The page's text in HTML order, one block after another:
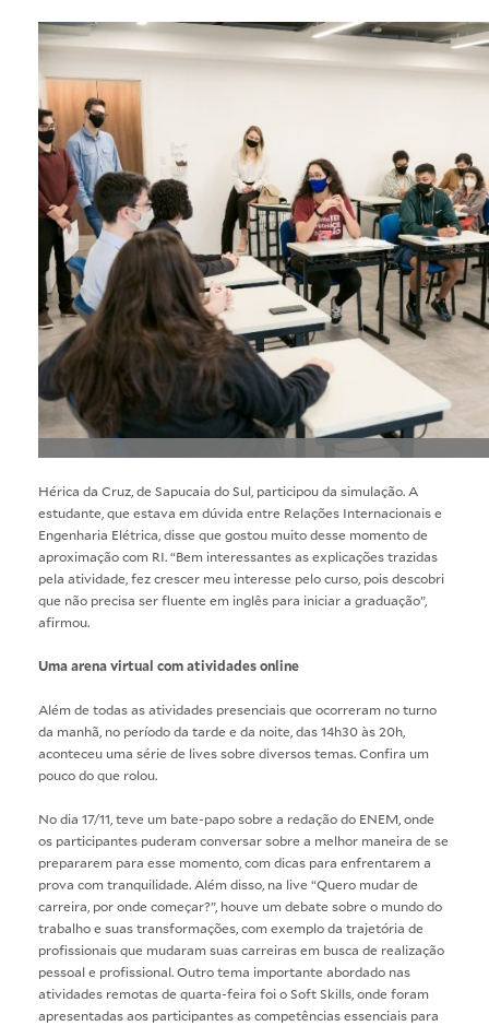
Hérica da Cruz, de Sapucaia do Sul, participou da simulação. A
estudante, que estava em dúvida entre Relações Internacionais e
Engenharia Elétrica, disse que gostou muito desse momento de
aproximação com RI. “Bem interessantes as explicações trazidas
pela atividade, fez crescer meu interesse pelo curso, pois descobri
que não precisa ser fluente em inglês para iniciar a graduação”,
afirmou.
Uma arena virtual com atividades online
Além de todas as atividades presenciais que ocorreram no turno
da manhã, no período da tarde e da noite, das 14h30 às 20h,
aconteceu uma série de lives sobre diversos temas. Confira um
pouco do que rolou.
No dia 17/11, teve um bate-papo sobre a redação do ENEM, onde
os participantes puderam conversar sobre a melhor maneira de se
prepararem para esse momento, com dicas para enfrentarem a
prova com tranquilidade. Além disso, na live “Quero mudar de
carreira, por onde começar?”, houve um debate sobre o mundo do
trabalho e suas transformações, com exemplo da trajetória de
profissionais que mudaram suas carreiras em busca de realização
pessoal e profissional. Outro tema importante abordado nas
atividades remotas de quarta-feira foi o Soft Skills, onde foram
apresentadas aos participantes as competências essenciais para